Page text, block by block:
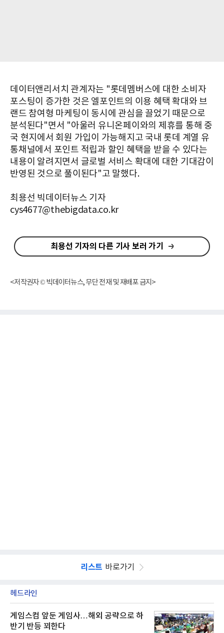
데이터앤리서치 관계자는 "롯데멤버스에 대한 소비자
포스팅이 증가한 것은 엘포인트의 이용 혜택 확대와 브
랜드 참여형 마케팅이 동시에 관심을 끌었기 때문으로
분석된다"면서 "아울러 유니온페이와의 제휴를 통해 중
국 현지에서 회원 가입이 가능해지고 국내 롯데 계열 유
통채널에서 포인트 적립과 할인 혜택을 받을 수 있다는
내용이 알려지면서 글로벌 서비스 확대에 대한 기대감이
반영된 것으로 풀이된다"고 말했다.
최용선 빅데이터뉴스 기자
cys4677@thebigdata.co.kr
최용선 기자의 다른 기사 보러 가기
<저작권자 © 빅데이터뉴스, 무단 전재 및 재배포 금지>
리스트 바로가기
헤드라인
게임스컴 앞둔 게임사…해외 공략으로 하
반기 반등 꾀한다